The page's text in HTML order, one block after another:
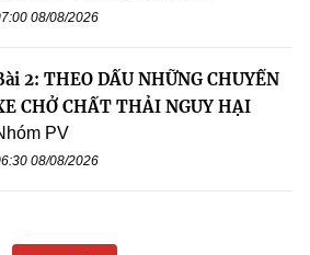
08/08/2026
2: THEO DẤU NHỮNG CHUYẾN
CHỞ CHẤT THẢI NGUY HẠI
PV
08/08/2026